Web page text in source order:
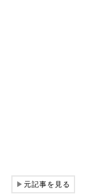
▶元記事を見る